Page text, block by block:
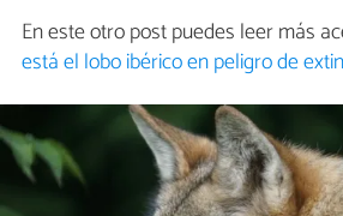
En este otro post puedes leer más
está el lobo ibérico en peligro de